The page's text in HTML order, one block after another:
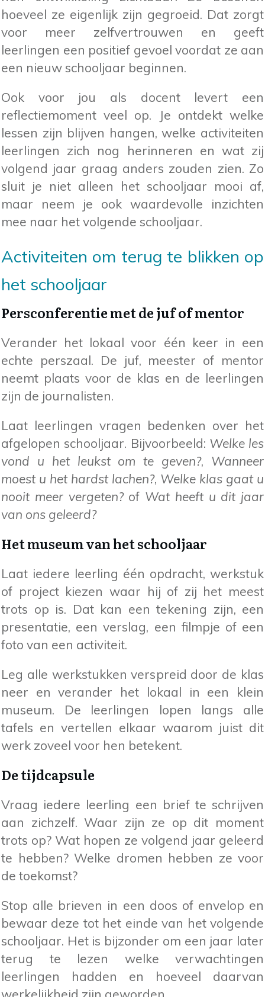
hoeveel ze eigenlijk zijn gegroeid. Dat zorgt
voor meer zelfvertrouwen en geeft
leerlingen een positief gevoel voordat ze aan
een nieuw schooljaar beginnen.
Ook voor jou als docent levert een
reflectiemoment veel op. Je ontdekt welke
lessen zijn blijven hangen, welke activiteiten
leerlingen zich nog herinneren en wat zij
volgend jaar graag anders zouden zien. Zo
sluit je niet alleen het schooljaar mooi af,
maar neem je ook waardevolle inzichten
mee naar het volgende schooljaar.
Activiteiten om terug te blikken op
het schooljaar
Persconferentie met de juf of mentor
Verander het lokaal voor één keer in een
echte perszaal. De juf, meester of mentor
neemt plaats voor de klas en de leerlingen
zijn de journalisten.
Laat leerlingen vragen bedenken over het
afgelopen schooljaar. Bijvoorbeeld: Welke les
vond u het leukst om te geven?, Wanneer
moest u het hardst lachen?, Welke klas gaat u
nooit meer vergeten?of Wat heeft u dit jaar
van ons geleerd?
Het museum van het schooljaar
Laat iedere leerling één opdracht, werkstuk
of project kiezen waar hij of zij het meest
trots op is. Dat kan een tekening zijn, een
presentatie, een verslag, een filmpje of een
foto van een activiteit.
Leg alle werkstukken verspreid door de klas
neer en verander het lokaal in een klein
museum. De leerlingen lopen langs alle
tafels en vertellen elkaar waarom juist dit
werk zoveel voor hen betekent.
De tijdcapsule
Vraag iedere leerling een brief te schrijven
aan zichzelf. Waar zijn ze op dit moment
trots op? Wat hopen ze volgend jaar geleerd
te hebben? Welke dromen hebben ze voor
de toekomst?
Stop alle brieven in een doos of envelop en
bewaar deze tot het einde van het volgende
schooljaar. Het is bijzonder om een jaar later
terug te lezen welke verwachtingen
leerlingen hadden en hoeveel daarvan